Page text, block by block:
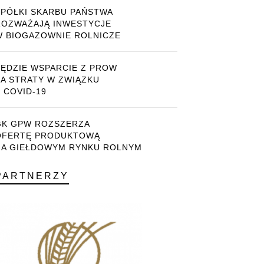
SKARBU PAŃSTWA
INWESTYCJE
BIOGAZOWNIE ROLNICZE
WSPARCIE Z PROW
STRATY W ZWIĄZKU
COVID-19
GPW ROZSZERZA
PRODUKTOWĄ
GIEŁDOWYM RYNKU ROLNYM